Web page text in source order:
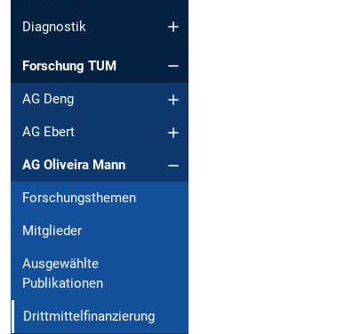
Diagnostik
Forschung TUM
AG Deng
AG Ebert
AG Oliveira Mann
Forschungsthemen
Mitglieder
Ausgewählte
Publikationen
Drittmittelfinanzierung